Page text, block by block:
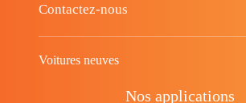
Contactez-nous
Voitures neuves
Nos applications